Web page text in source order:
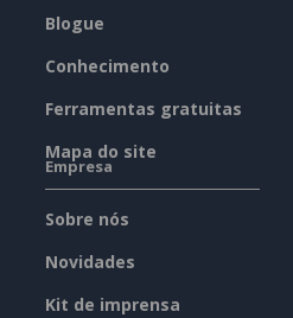
Blogue
Conhecimento
Ferramentas gratuitas
Mapa do site
Empresa
Sobre nós
Novidades
Kit de imprensa